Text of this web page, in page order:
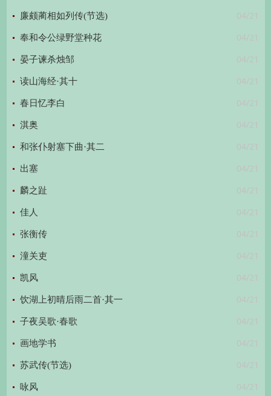
04/21
廉颇蔺相如列传(节选)
04/21
奉和令公绿野堂种花
04/21
晏子谏杀烛邹
04/21
读山海经·其十
04/21
春日忆李白
04/21
淇奥
04/21
和张仆射塞下曲·其二
04/21
出塞
04/21
麟之趾
04/21
佳人
04/21
张衡传
04/21
潼关吏
04/21
凯风
04/21
饮湖上初晴后雨二首·其一
04/21
子夜吴歌·春歌
04/21
画地学书
04/21
苏武传(节选)
04/21
咏风